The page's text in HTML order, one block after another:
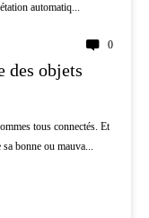
automatiq...
0
des objets
tous connectés. Et
bonne ou mauva...